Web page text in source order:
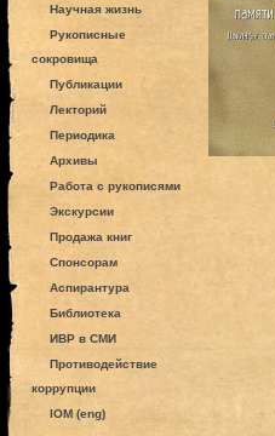
Научная жизнь
Рукописные
сокровища
Публикации
Лекторий
Периодика
Архивы
Работа с рукописями
Экскурсии
Продажа книг
Спонсорам
Аспирантура
Библиотека
ИВР в СМИ
Противодействие
коррупции
IOM (eng)